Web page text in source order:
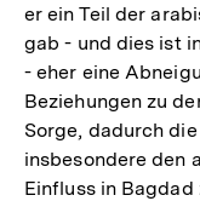
er ein Teil der
gab - und dies ist
- eher eine
Beziehungen zu
Sorge, dadurch
insbesondere den
Einfluss in Bagdad